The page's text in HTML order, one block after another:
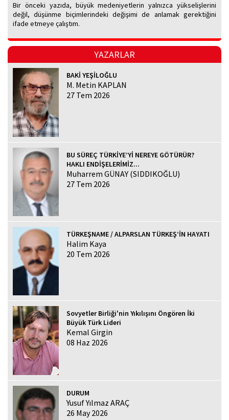
Bir önceki yazıda, büyük medeniyetlerin yalnızca yükselişlerini
değil, düşünme biçimlerindeki değişimi de anlamak gerektiğini
ifade etmeye çalıştım.
YAZARLAR
BAKİ YEŞİLOĞLU
M. Metin KAPLAN
27 Tem 2026
BU SÜREÇ TÜRKİYE’Yİ NEREYE GÖTÜRÜR?
HAKLI ENDİŞELERİMİZ...
Muharrem GÜNAY (SIDDIKOĞLU)
27 Tem 2026
TÜRKEŞNAME / ALPARSLAN TÜRKEŞ’İN HAYATI
Halim Kaya
20 Tem 2026
Sovyetler Birliği'nin Yıkılışını Öngören İki
Büyük Türk Lideri
Kemal Girgin
08 Haz 2026
DURUM
Yusuf Yılmaz ARAÇ
26 May 2026